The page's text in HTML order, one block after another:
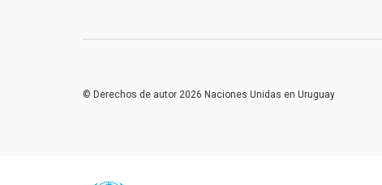
© Derechos de autor 2026 Naciones Unidas en Uruguay